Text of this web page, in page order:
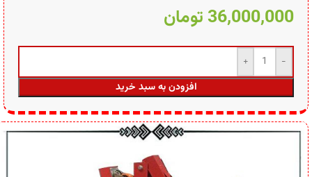
36,000,000تومان
افزودن به سبد خرید